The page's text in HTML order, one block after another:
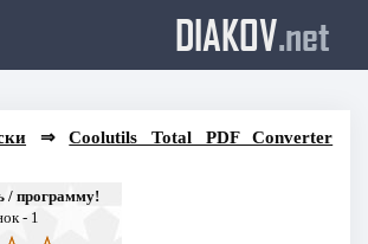
DIAKOV.net
⇒Coolutils Total PDF Converter
/ программу!
- 1